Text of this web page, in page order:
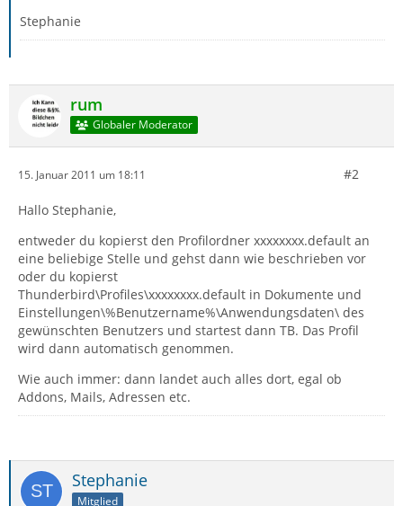
Stephanie
rum
Globaler Moderator
15. Januar 2011 um 18:11 #2
Hallo Stephanie,
entweder du kopierst den Profilordner xxxxxxxx.default an
eine beliebige Stelle und gehst dann wie beschrieben vor
oder du kopierst
Thunderbird\Profiles\xxxxxxxx.default in Dokumente und
Einstellungen\%Benutzername%\Anwendungsdaten\ des
gewünschten Benutzers und startest dann TB. Das Profil
wird dann automatisch genommen.
Wie auch immer: dann landet auch alles dort, egal ob
Addons, Mails, Adressen etc.
Stephanie
Mitglied